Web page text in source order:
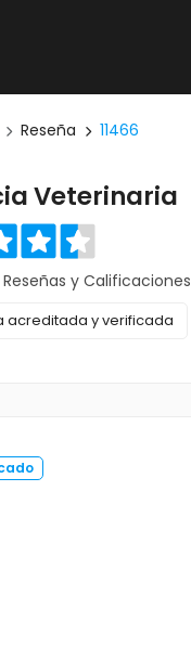
Reseña 11466
Veterinaria
Reseñas y Calificaciones
acreditada y verificada